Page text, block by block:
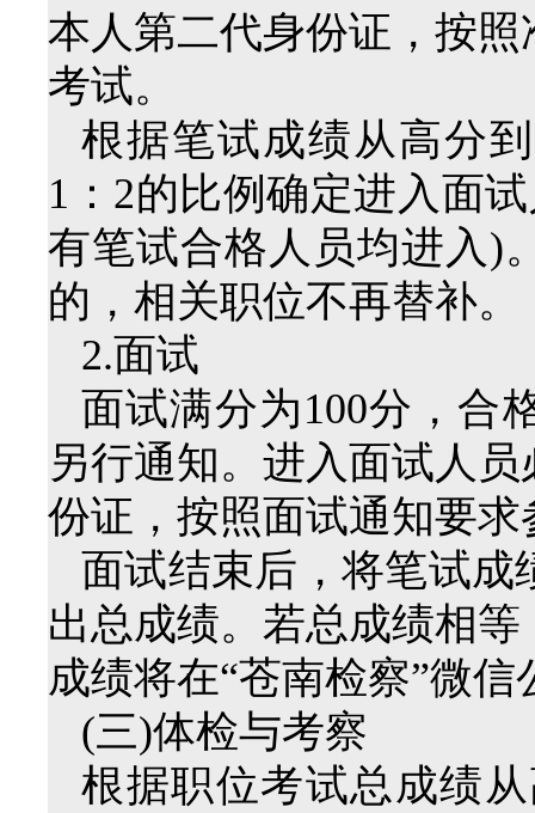
本人第二代身份证，按
考试。
根据笔试成绩从高分
1：2的比例确定进入面
有笔试合格人员均进入)
的，相关职位不再替补。
2.面试
面试满分为100分，合
另行通知。进入面试人
份证，按照面试通知要求
面试结束后，将笔试
出总成绩。若总成绩相
成绩将在“苍南检察”微
(三)体检与考察
根据职位考试总成绩